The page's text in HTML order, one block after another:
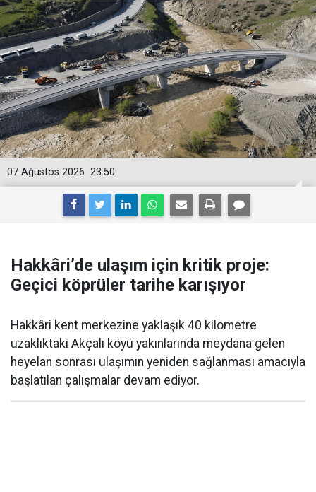
23:50
07 Ağustos 2026
Hakkâri’de ulaşım için kritik proje:
Geçici köprüler tarihe karışıyor
Hakkâri kent merkezine yaklaşık 40 kilometre
uzaklıktaki Akçalı köyü yakınlarında meydana gelen
heyelan sonrası ulaşımın yeniden sağlanması amacıyla
başlatılan çalışmalar devam ediyor.